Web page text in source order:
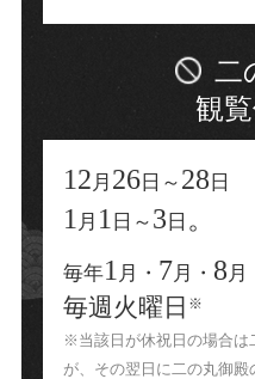
二
観
12 月 26 日～ 28 日
1 月 1 日～ 3 日 。
毎年1 月・ 7月・ 8 月
毎週火曜日 ※
※当該日が休祝日の場合は
が、 その翌日に二の丸御殿